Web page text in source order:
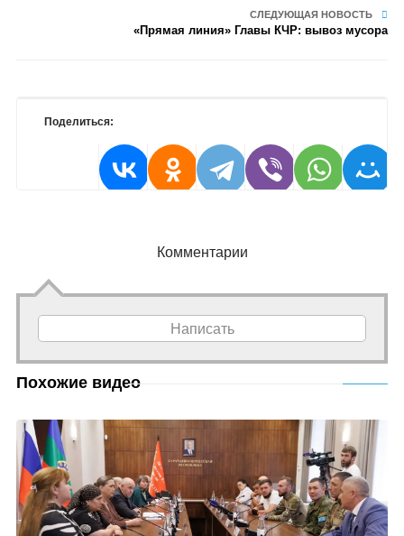
СЛЕДУЮЩАЯ НОВОСТЬ
«Прямая линия» Главы КЧР: вывоз мусора
Поделиться:
Комментарии
Написать
Похожие видео